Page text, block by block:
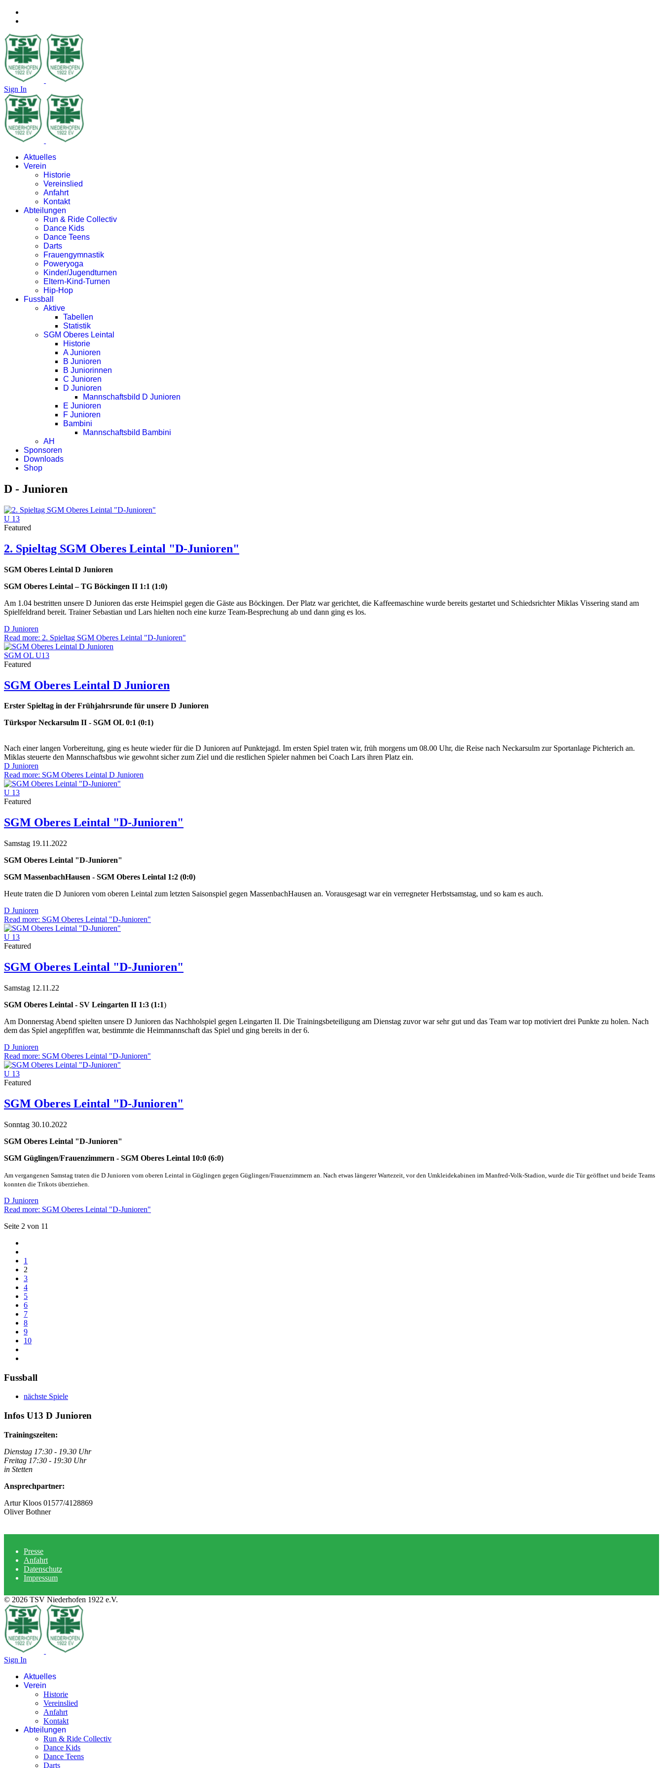
Sign In
Aktuelles
Verein
Historie
Vereinslied
Anfahrt
Kontakt
Abteilungen
Run & Ride Collectiv
Dance Kids
Dance Teens
Darts
Frauengymnastik
Poweryoga
Kinder/Jugendturnen
Eltern-Kind-Turnen
Hip-Hop
Fussball
Aktive
Tabellen
Statistik
SGM Oberes Leintal
Historie
A Junioren
B Junioren
B Juniorinnen
C Junioren
D Junioren
Mannschaftsbild D Junioren
E Junioren
F Junioren
Bambini
Mannschaftsbild Bambini
AH
Sponsoren
Downloads
Shop
D - Junioren
U 13
Featured
2. Spieltag SGM Oberes Leintal "D-Junioren"
SGM Oberes Leintal D Junioren
SGM Oberes Leintal – TG Böckingen II 1:1 (1:0)
Am 1.04 bestritten unsere D Junioren das erste Heimspiel gegen die Gäste aus Böckingen. Der Platz war gerichtet, die Kaffeemaschine wurde bereits gestartet und Schiedsrichter Miklas Vissering stand am
Spielfeldrand bereit. Trainer Sebastian und Lars hielten noch eine kurze Team-Besprechung ab und dann ging es los.
D Junioren
Read more: 2. Spieltag SGM Oberes Leintal "D-Junioren"
SGM OL U13
Featured
SGM Oberes Leintal D Junioren
Erster Spieltag in der Frühjahrsrunde für unsere D Junioren
Türkspor Neckarsulm II - SGM OL 0:1 (0:1)
Nach einer langen Vorbereitung, ging es heute wieder für die D Junioren auf Punktejagd. Im ersten Spiel traten wir, früh morgens um 08.00 Uhr, die Reise nach Neckarsulm zur Sportanlage Pichterich an.
Miklas steuerte den Mannschaftsbus wie gewohnt sicher zum Ziel und die restlichen Spieler nahmen bei Coach Lars ihren Platz ein.
D Junioren
Read more: SGM Oberes Leintal D Junioren
U 13
Featured
SGM Oberes Leintal "D-Junioren"
Samstag 19.11.2022
SGM Oberes Leintal "D-Junioren"
SGM MassenbachHausen - SGM Oberes Leintal 1:2 (0:0)
Heute traten die D Junioren vom oberen Leintal zum letzten Saisonspiel gegen MassenbachHausen an. Vorausgesagt war ein verregneter Herbstsamstag, und so kam es auch.
D Junioren
Read more: SGM Oberes Leintal "D-Junioren"
U 13
Featured
SGM Oberes Leintal "D-Junioren"
Samstag 12.11.22
SGM Oberes Leintal - SV Leingarten II 1:3 (1:1)
Am Donnerstag Abend spielten unsere D Junioren das Nachholspiel gegen Leingarten II. Die Trainingsbeteiligung am Dienstag zuvor war sehr gut und das Team war top motiviert drei Punkte zu holen. Nach
dem das Spiel angepfiffen war, bestimmte die Heimmannschaft das Spiel und ging bereits in der 6.
D Junioren
Read more: SGM Oberes Leintal "D-Junioren"
U 13
Featured
SGM Oberes Leintal "D-Junioren"
Sonntag 30.10.2022
SGM Oberes Leintal "D-Junioren"
SGM Güglingen/Frauenzimmern - SGM Oberes Leintal 10:0 (6:0)
Am vergangenen Samstag traten die D Junioren vom oberen Leintal in Güglingen gegen Güglingen/Frauenzimmern an. Nach etwas längerer Wartezeit, vor den Umkleidekabinen im Manfred-Volk-Stadion, wurde die Tür geöffnet und beide Teams
konnten die Trikots überziehen.
D Junioren
Read more: SGM Oberes Leintal "D-Junioren"
Seite 2 von 11
1
2
3
4
5
6
7
8
9
10
Fussball
nächste Spiele
Infos U13 D Junioren
Trainingszeiten:
Dienstag 17:30 - 19.30 Uhr
Freitag 17:30 - 19:30 Uhr
in Stetten
Ansprechpartner:
Artur Kloos 01577/4128869
Oliver Bothner
Presse
Anfahrt
Datenschutz
Impressum
© 2026 TSV Niederhofen 1922 e.V.
Sign In
Aktuelles
Verein
Historie
Vereinslied
Anfahrt
Kontakt
Abteilungen
Run & Ride Collectiv
Dance Kids
Dance Teens
Darts